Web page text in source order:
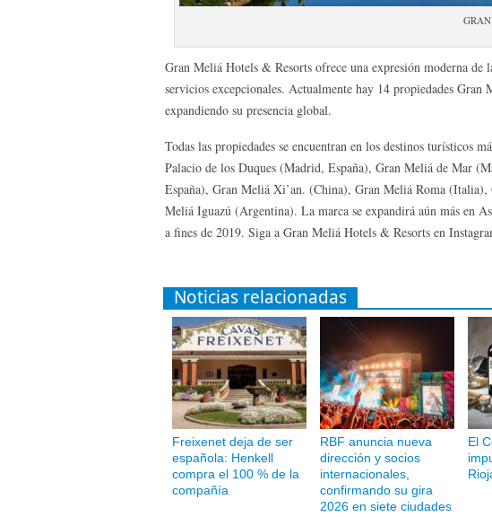
Gran Meliá Hotels & Resorts ofrece una expresión moderna de
servicios excepcionales. Actualmente hay 14 propiedades
expandiendo su presencia global.
Todas las propiedades se encuentran en los destinos turísticos
Palacio de los Duques (Madrid, España), Gran Meliá de Mar
España), Gran Meliá Xi’an. (China), Gran Meliá Roma
Meliá Iguazú (Argentina). La marca se expandirá aún más en
a fines de 2019. Siga a Gran Meliá Hotels & Resorts en
Noticias relacionadas
Freixenet deja de ser
española: Henkell
compra el 100 % de la
compañía
RBF anuncia nueva
dirección y socios
internacionales,
confirmando su gira
2026 en siete ciudades
El